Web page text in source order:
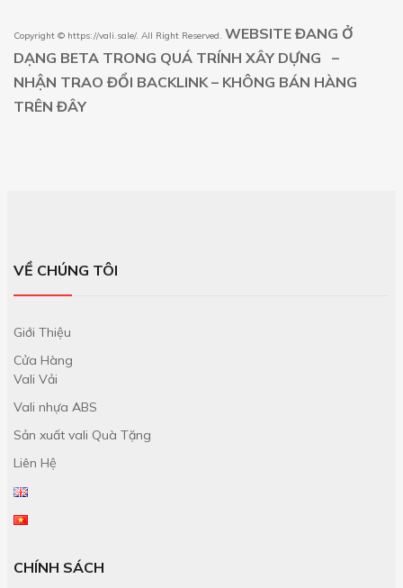
Copyright © https://vali.sale/. All Right Reserved. WEBSITE ĐANG Ở
DẠNG BETA TRONG QUÁ TRÍNH XÂY DỰNG –
NHẬN TRAO ĐỔI BACKLINK – KHÔNG BÁN HÀNG
TRÊN ĐÂY
VỀ CHÚNG TÔI
Giới Thiệu
Cửa Hàng
Vali Vải
Vali nhựa ABS
Sản xuất vali Quà Tặng
Liên Hệ
CHÍNH SÁCH